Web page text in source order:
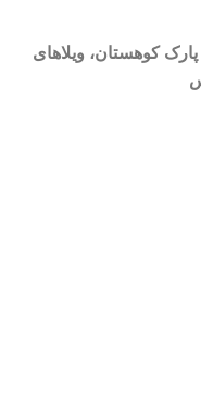
کوهستان، ویلاهای